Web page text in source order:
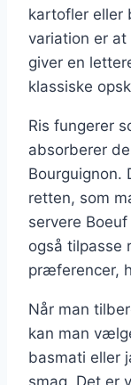
kartofler eller
variation er
giver en
klassiske
Ris fungerer
absorberer
Bourguignon.
retten, som
servere
også tilpasse
præferencer,
Når man
kan man
basmati eller
smag. Det er